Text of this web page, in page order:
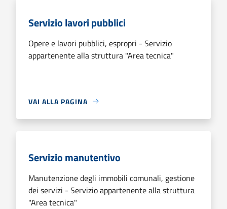
Servizio lavori pubblici
Opere e lavori pubblici, espropri - Servizio
appartenente alla struttura "Area tecnica"
VAI ALLA PAGINA
Servizio manutentivo
Manutenzione degli immobili comunali, gestione
dei servizi - Servizio appartenente alla struttura
"Area tecnica"